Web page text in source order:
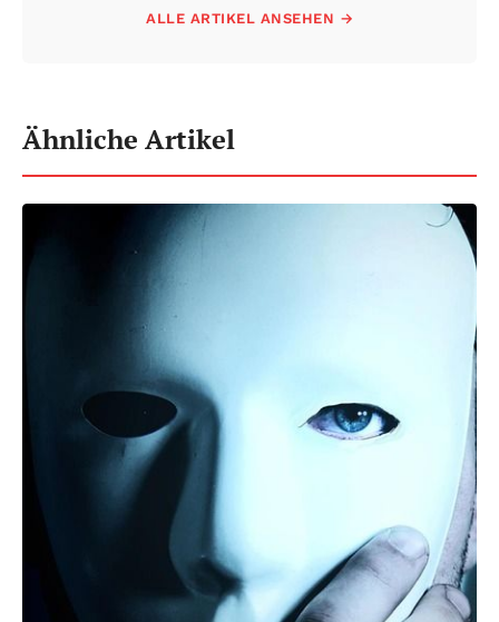
ALLE ARTIKEL ANSEHEN →
Ähnliche Artikel